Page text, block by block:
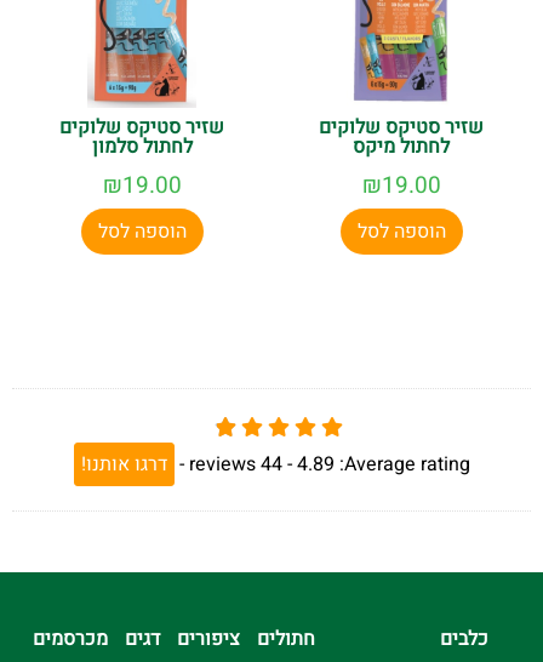
שזיר סטיקס שלוקים
לחתול מיקס
₪19.00
הוספה לסל
שזיר סטיקס שלוקים
לחתול סלמון
₪19.00
הוספה לסל
Average rating:
4.89 -
44
reviews
- דרגו אותנו!
כלבים חתולים ציפורים דגים מכרסמים